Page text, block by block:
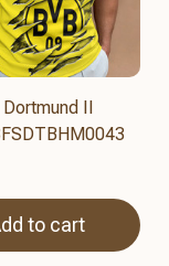
II
to cart